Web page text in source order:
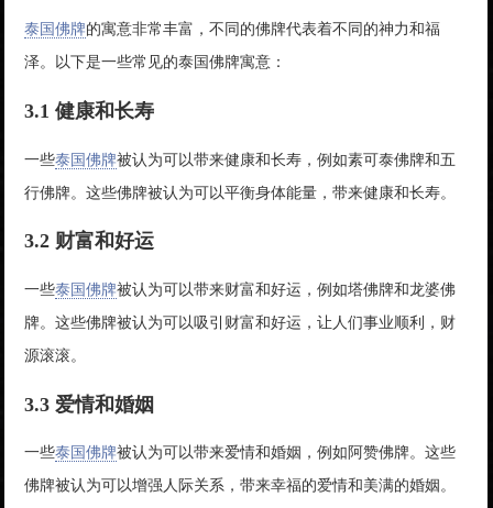
泰国佛牌的寓意非常丰富，不同的佛牌代表着不同的神力和福
泽。以下是一些常见的泰国佛牌寓意：
3.1 健康和长寿
一些泰国佛牌被认为可以带来健康和长寿，例如素可泰佛牌和五
行佛牌。这些佛牌被认为可以平衡身体能量，带来健康和长寿。
3.2 财富和好运
一些泰国佛牌被认为可以带来财富和好运，例如塔佛牌和龙婆佛
牌。这些佛牌被认为可以吸引财富和好运，让人们事业顺利，财
源滚滚。
3.3 爱情和婚姻
一些泰国佛牌被认为可以带来爱情和婚姻，例如阿赞佛牌。这些
佛牌被认为可以增强人际关系，带来幸福的爱情和美满的婚姻。